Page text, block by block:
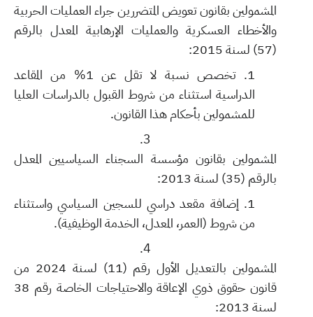
المشمولين بقانون تعويض المتضررين جراء العمليات الحربية
والأخطاء العسكرية والعمليات الإرهابية المعدل بالرقم
(57) لسنة 2015:
تخصص نسبة لا تقل عن 1% من المقاعد
الدراسية استثناء من شروط القبول بالدراسات العليا
للمشمولين بأحكام هذا القانون.
المشمولين بقانون مؤسسة السجناء السياسيين المعدل
بالرقم (35) لسنة 2013:
إضافة مقعد دراسي للسجين السياسي واستثناء
من شروط (العمر، المعدل، الخدمة الوظيفية).
المشمولين بالتعديل الأول رقم (11) لسنة 2024 من
قانون حقوق ذوي الإعاقة والاحتياجات الخاصة رقم 38
لسنة 2013: